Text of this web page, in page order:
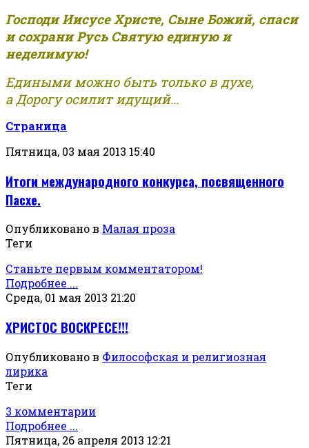
Господи Иисусе Христе, Сыне Божий, спаси
и сохрани Русь Святую единую и
неделимую!
Едиными можно быть только в духе,
а Дорогу осилит идущий...
Страница
Пятница, 03 мая 2013 15:40
Итоги международного конкурса, посвященного
Пасхе.
Опубликовано в Малая проза
Теги
Станьте первым комментатором!
Подробнее ...
Среда, 01 мая 2013 21:20
ХРИСТОС ВОСКРЕСЕ!!!
Опубликовано в Философская и религиозная
лирика
Теги
3 комментарии
Подробнее ...
Пятница, 26 апреля 2013 12:21